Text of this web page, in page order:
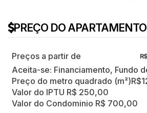
PREÇO DO APARTAMENTO
R$
Aceita-se: Financiamento, Fundo
Preço do metro quadrado (m²)R$
Valor do IPTU R$ 250,00
Valor do Condominio R$ 700,00